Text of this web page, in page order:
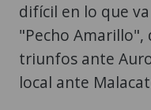
difícil en lo que
"Pecho Amarillo",
triunfos ante
local ante